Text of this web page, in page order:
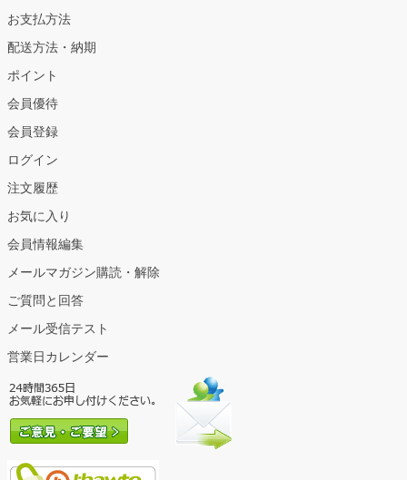
お支払方法
配送方法・納期
ポイント
会員優待
会員登録
ログイン
注文履歴
お気に入り
会員情報編集
メールマガジン購読・解除
ご質問と回答
メール受信テスト
営業日カレンダー